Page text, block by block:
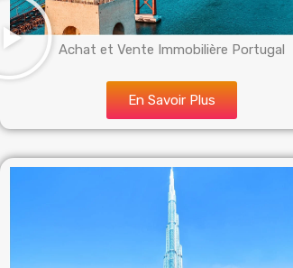
Achat et Vente Immobilière Portugal
En Savoir Plus